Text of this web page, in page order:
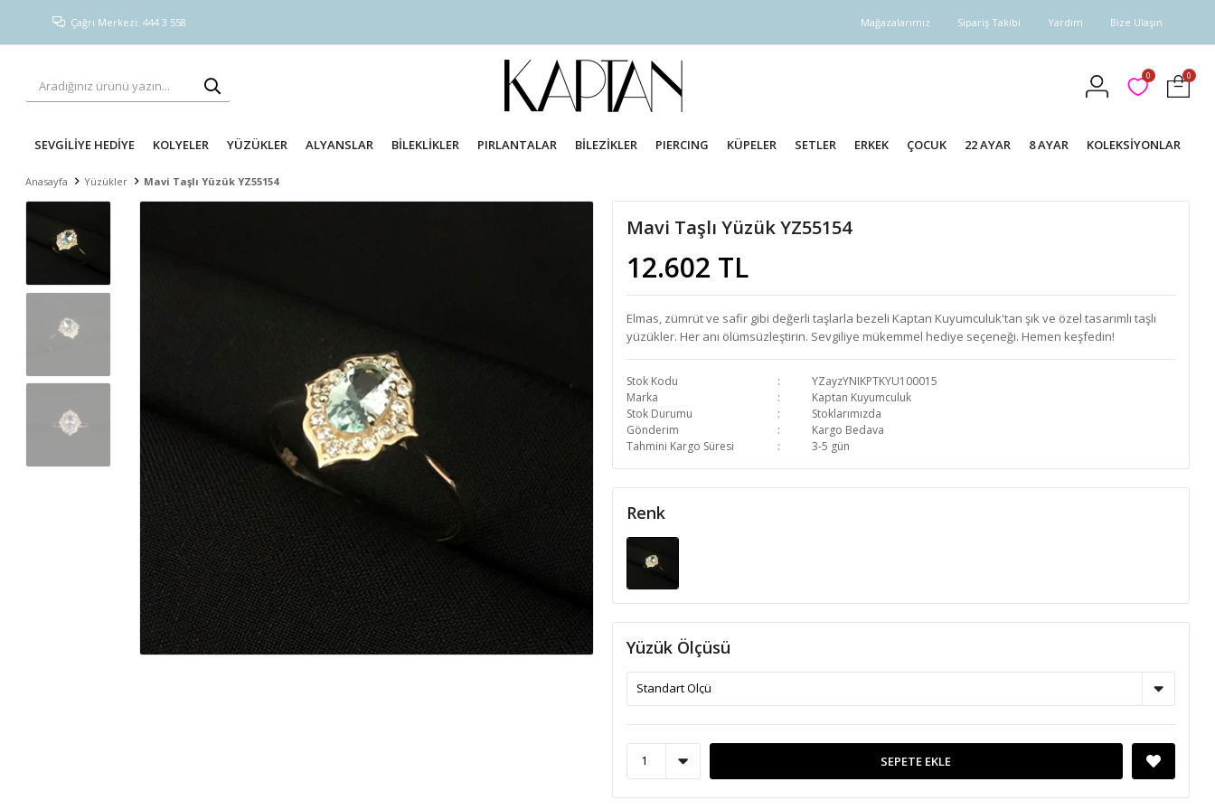
Çağrı Merkezi: 444 3 558 Mağazalarımız Sipariş Takibi Yardım Bize Ulaşın
0 0
SEVGİLİYE HEDİYE KOLYELER YÜZÜKLER ALYANSLAR BİLEKLİKLER PIRLANTALAR BİLEZİKLER PIERCING KÜPELER SETLER ERKEK ÇOCUK 22 AYAR 8 AYAR KOLEKSİYONLAR
Anasayfa Yüzükler Mavi Taşlı Yüzük YZ55154
Mavi Taşlı Yüzük YZ55154
12.602 TL
Elmas, zümrüt ve safir gibi değerli taşlarla bezeli Kaptan Kuyumculuk'tan şık ve özel tasarımlı taşlı
yüzükler. Her anı ölümsüzleştirin. Sevgiliye mükemmel hediye seçeneği. Hemen keşfedin!
Stok Kodu
YZayzYNIKPTKYU100015
Marka
Kaptan Kuyumculuk
Stok Durumu
Stoklarımızda
Gönderim
Kargo Bedava
Tahmini Kargo Süresi
3-5 gün
Renk
Yüzük Ölçüsü
SEPETE EKLE